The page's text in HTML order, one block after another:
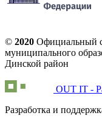
© 2020 Официальный
муниципального
Динской район
OUT IT -
Разработка и